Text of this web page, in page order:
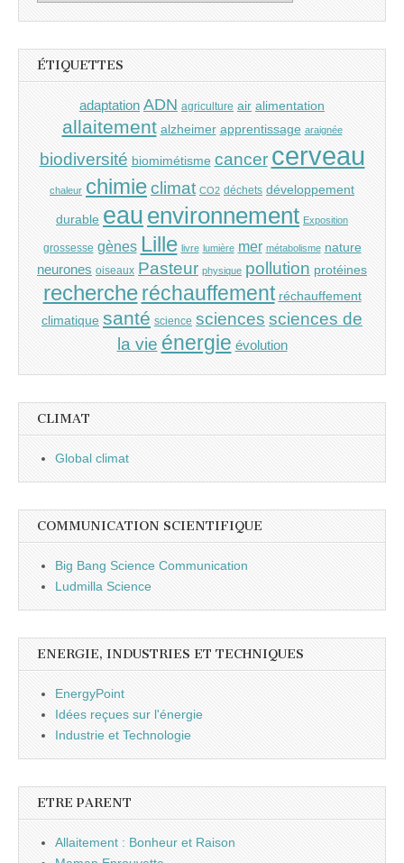
ÉTIQUETTES
adaptation ADN agriculture air alimentation
allaitement alzheimer apprentissage araignée
biodiversité biomimétisme cancer cerveau
chaleur chimieclimat CO2 déchets développement
durable eau environnement Exposition
grossesse gènes Lille livre lumière mer métabolisme nature
neurones oiseaux Pasteur physique pollution protéines
recherche réchauffement réchauffement
climatique santé science sciences sciences de
la vie énergie évolution
CLIMAT
Global climat
COMMUNICATION SCIENTIFIQUE
Big Bang Science Communication
Ludmilla Science
ENERGIE, INDUSTRIES ET TECHNIQUES
EnergyPoint
Idées reçues sur l'énergie
Industrie et Technologie
ETRE PARENT
Allaitement : Bonheur et Raison